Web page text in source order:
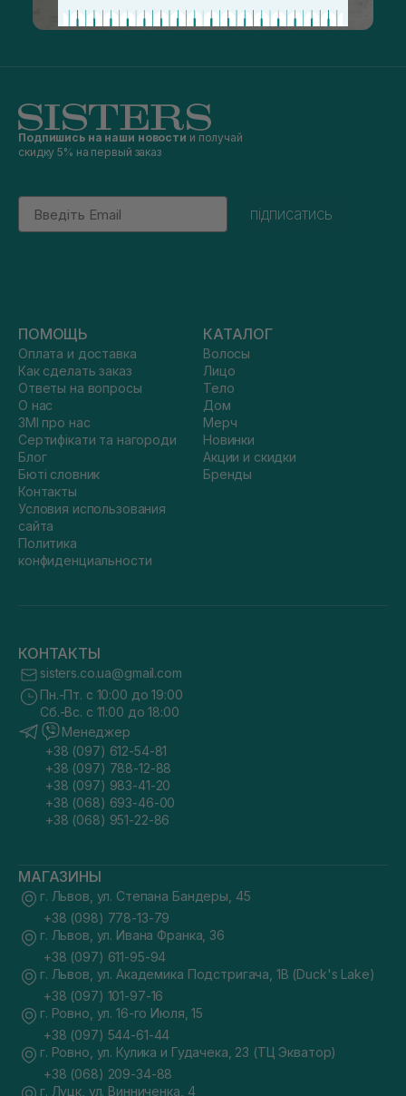
Подпишись на наши новости и получай
скидку 5% на первый заказ
Email
підписатись
ПОМОЩЬ
Оплата и доставка
Как сделать заказ
Ответы на вопросы
О нас
ЗМІ про нас
Сертифікати та нагороди
Блог
Бюті словник
Контакты
Условия использования
сайта
Политика
конфиденциальности
КАТАЛОГ
Волосы
Лицо
Тело
Дом
Мерч
Новинки
Акции и скидки
Бренды
КОНТАКТЫ
sisters.co.ua@gmail.com
Пн.-Пт. с 10:00 до 19:00
Сб.-Вс. с 11:00 до 18:00
Менеджер
+38 (097) 612-54-81
+38 (097) 788-12-88
+38 (097) 983-41-20
+38 (068) 693-46-00
+38 (068) 951-22-86
МАГАЗИНЫ
г. Львов, ул. Степана Бандеры, 45
+38 (098) 778-13-79
г. Львов, ул. Ивана Франка, 36
+38 (097) 611-95-94
г. Львов, ул. Академика Подстригача, 1В (Duck's Lake)
+38 (097) 101-97-16
г. Ровно, ул. 16-го Июля, 15
+38 (097) 544-61-44
г. Ровно, ул. Кулика и Гудачека, 23 (ТЦ Экватор)
+38 (068) 209-34-88
г. Луцк, ул. Винниченка, 4